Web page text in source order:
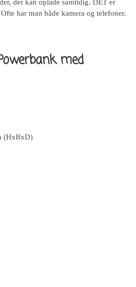
der kan oplade samtidig. DET er
har man både kamera og telefoner.
med
(HxBxD)